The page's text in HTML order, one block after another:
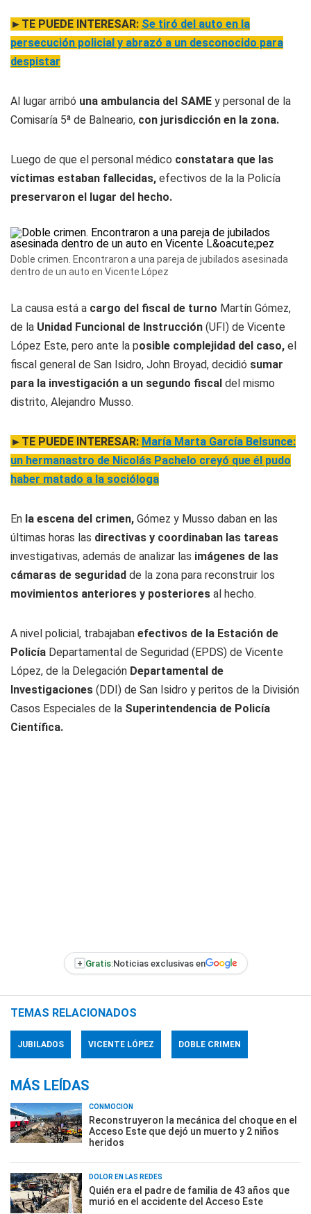
►TE PUEDE INTERESAR: Se tiró del auto en la
persecución policial y abrazó a un desconocido para
despistar
Al lugar arribó una ambulancia del SAME y personal de la
Comisaría 5ª de Balneario, con jurisdicción en la zona.
Luego de que el personal médico constatara que las
víctimas estaban fallecidas, efectivos de la la Policía
preservaron el lugar del hecho.
Doble crimen. Encontraron a una pareja de jubilados asesinada
dentro de un auto en Vicente López
La causa está a cargo del fiscal de turno Martín Gómez,
de la Unidad Funcional de Instrucción (UFI) de Vicente
López Este, pero ante la posible complejidad del caso, el
fiscal general de San Isidro, John Broyad, decidió sumar
para la investigación a un segundo fiscal del mismo
distrito, Alejandro Musso.
►TE PUEDE INTERESAR: María Marta García Belsunce:
un hermanastro de Nicolás Pachelo creyó que él pudo
haber matado a la socióloga
En la escena del crimen, Gómez y Musso daban en las
últimas horas las directivas y coordinaban las tareas
investigativas, además de analizar las imágenes de las
cámaras de seguridad de la zona para reconstruir los
movimientos anteriores y posteriores al hecho.
A nivel policial, trabajaban efectivos de la Estación de
Policía Departamental de Seguridad (EPDS) de Vicente
López, de la Delegación Departamental de
Investigaciones (DDI) de San Isidro y peritos de la División
Casos Especiales de la Superintendencia de Policía
Científica.
+ Gratis:Noticias exclusivas en
TEMAS RELACIONADOS
JUBILADOS VICENTE LÓPEZ DOBLE CRIMEN
MÁS LEÍDAS
CONMOCIÓN
Reconstruyeron la mecánica del choque en el
Acceso Este que dejó un muerto y 2 niños
heridos
DOLOR EN LAS REDES
Quién era el padre de familia de 43 años que
murió en el accidente del Acceso Este